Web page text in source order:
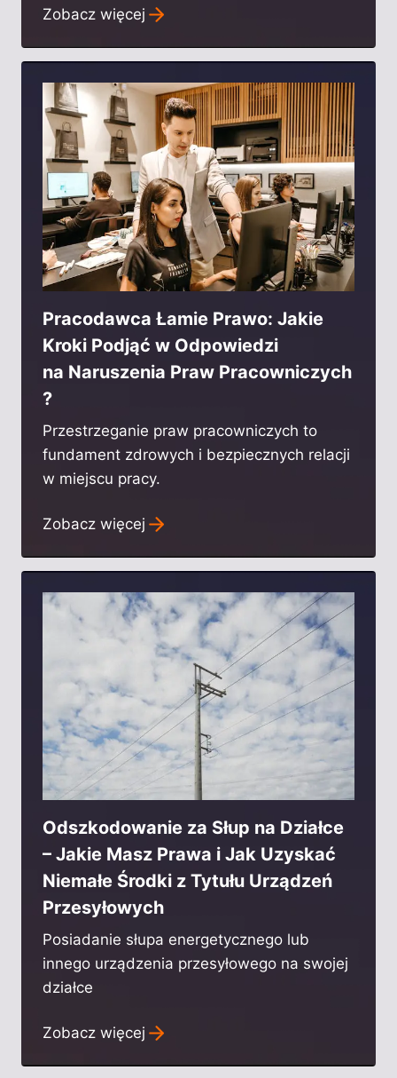
Zobacz więcej
Pracodawca Łamie Prawo: Jakie
Kroki Podjąć w Odpowiedzi
na Naruszenia Praw Pracowniczych
?
Przestrzeganie praw pracowniczych to
fundament zdrowych i bezpiecznych relacji
w miejscu pracy.
Zobacz więcej
Odszkodowanie za Słup na Działce
– Jakie Masz Prawa i Jak Uzyskać
Niemałe Środki z Tytułu Urządzeń
Przesyłowych
Posiadanie słupa energetycznego lub
innego urządzenia przesyłowego na swojej
działce
Zobacz więcej